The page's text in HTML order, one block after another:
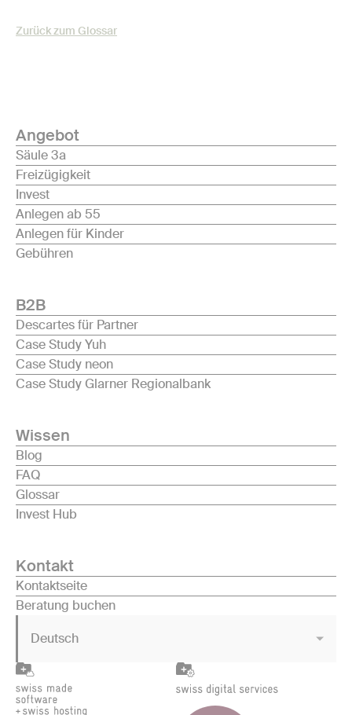
Zurück zum Glossar
Angebot
Säule 3a
Freizügigkeit
Invest
Anlegen ab 55
Anlegen für Kinder
Gebühren
B2B
Descartes für Partner
Case Study Yuh
Case Study neon
Case Study Glarner Regionalbank
Wissen
Blog
FAQ
Glossar
Invest Hub
Kontakt
Kontaktseite
Beratung buchen
Deutsch